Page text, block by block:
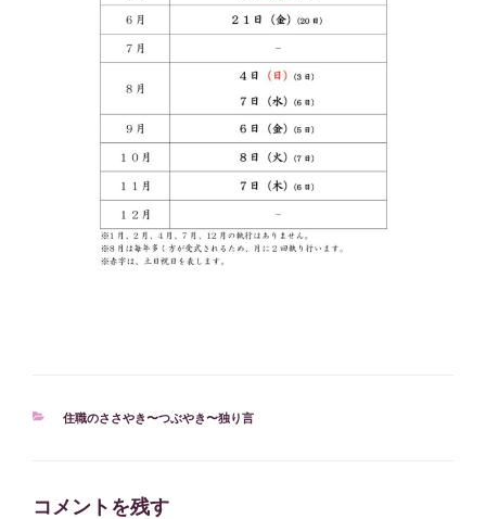
カ
住職のささやき〜つぶやき〜独り言
コメントを残す